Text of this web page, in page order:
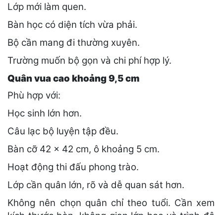
Lớp mới làm quen.
Bàn học có diện tích vừa phải.
Bộ cần mang đi thường xuyên.
Trường muốn bộ gọn và chi phí hợp lý.
Quân vua cao khoảng 9,5 cm
Phù hợp với:
Học sinh lớn hơn.
Câu lạc bộ luyện tập đều.
Bàn cỡ 42 × 42 cm, ô khoảng 5 cm.
Hoạt động thi đấu phong trào.
Lớp cần quân lớn, rõ và dễ quan sát hơn.
Không nên chọn quân chỉ theo tuổi. Cần xem